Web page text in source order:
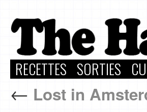
RECETTES SORTIES
← Lost in